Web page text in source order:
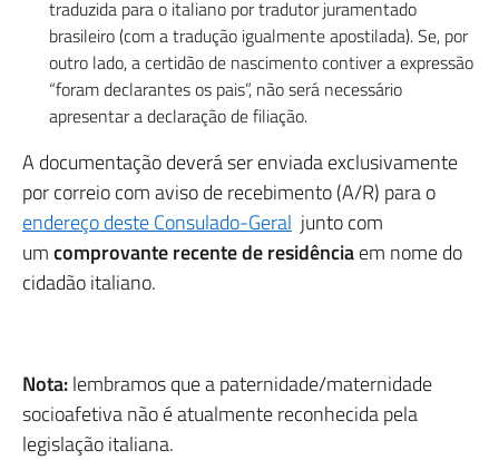
traduzida para o italiano por tradutor juramentado
brasileiro (com a tradução igualmente apostilada). Se, por
outro lado, a certidão de nascimento contiver a expressão
“foram declarantes os pais”, não será necessário
apresentar a declaração de filiação.
A documentação deverá ser enviada exclusivamente
por correio com aviso de recebimento (A/R) para o
endereço deste Consulado-Geral junto com
umcomprovante recente de residênciaem nome do
cidadão italiano.
Nota:lembramos que a paternidade/maternidade
socioafetiva não é atualmente reconhecida pela
legislação italiana.